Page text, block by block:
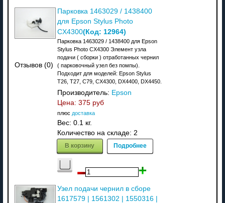
Отзывов (0)
Парковка 1463029 / 1438400
для Epson Stylus Photo
CX4300(Код: 12964)
Парковка 1463029 / 1438400 для Epson
Stylus Photo CX4300 Элемент узла
подачи ( сборки ) отработанных чернил
( парковочный узел без помпы).
Подходит для моделей: Epson Stylus
T26, T27, C79, CX4300, DX4400, DX4450.
Производитель: Epson
Цена: 375 руб
плюс доставка
Вес: 0.1 кг.
Количество на складе: 2
В корзину Подробнее
Узел подачи чернил в сборе
1617579 | 1561302 | 1550316 |